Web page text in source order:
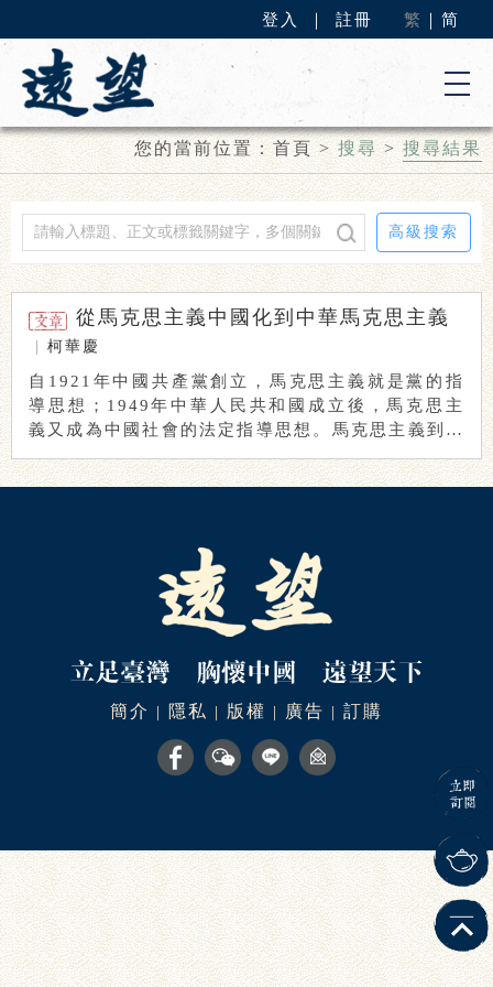
登入 註冊 繁 简
您的當前位置：首頁> 搜尋>搜尋結果
高級搜索
從馬克思主義中國化到中華馬克思主義
柯華慶
自1921年中國共產黨創立，馬克思主義就是黨的指
導思想；1949年中華人民共和國成立後，馬克思主
義又成為中國社會的法定指導思想。馬克思主義到底
簡介 | 隱私 | 版權 | 廣告 | 訂購